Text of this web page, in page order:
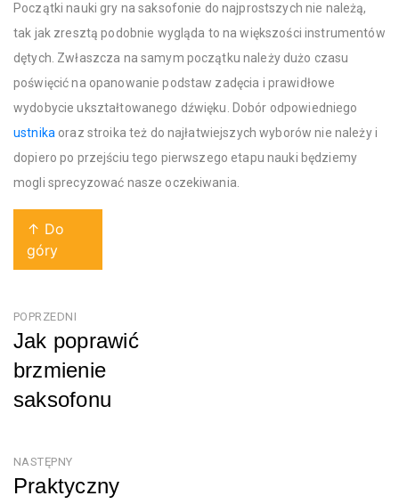
Początki nauki gry na saksofonie do najprostszych nie należą,
tak jak zresztą podobnie wygląda to na większości instrumentów
dętych. Zwłaszcza na samym początku należy dużo czasu
poświęcić na opanowanie podstaw zadęcia i prawidłowe
wydobycie ukształtowanego dźwięku. Dobór odpowiedniego
ustnikaoraz stroika też do najłatwiejszych wyborów nie należy i
dopiero po przejściu tego pierwszego etapu nauki będziemy
mogli sprecyzować nasze oczekiwania.
↑ Do
góry
Nawigacja
wpisu
POPRZEDNI
Jak poprawić
brzmienie
saksofonu
NASTĘPNY
Praktyczny